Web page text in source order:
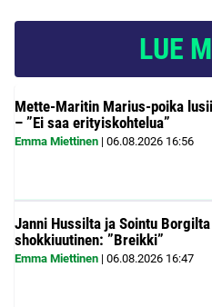
LUE
Mette-Maritin Marius-poika
– ”Ei saa erityiskohtelua”
Emma Miettinen | 06.08.2026 16:56
Janni Hussilta ja Sointu Borgilta
shokkiuutinen: ”Breikki”
Emma Miettinen | 06.08.2026 16:47